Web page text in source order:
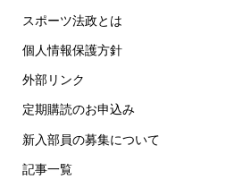
スポーツ法政とは
個人情報保護方針
外部リンク
定期購読のお申込み
新入部員の募集について
記事一覧